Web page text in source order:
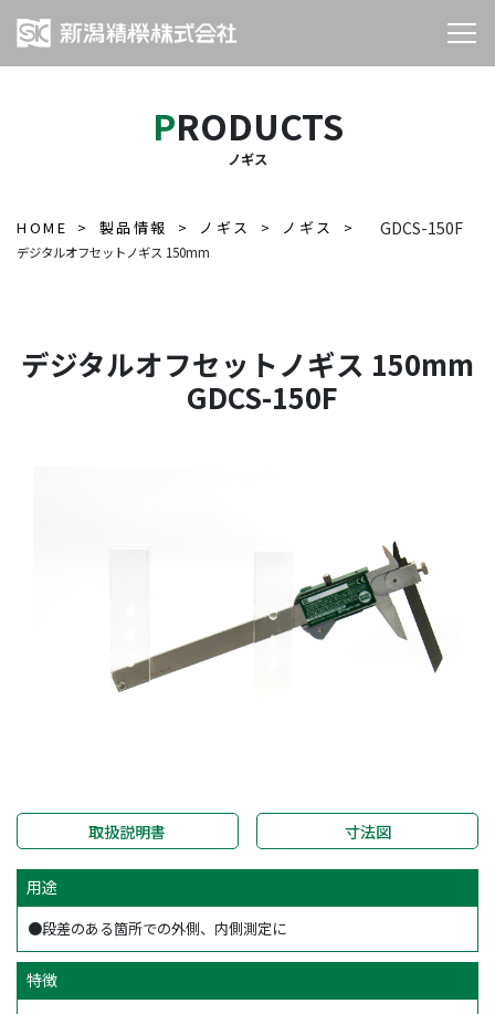
PRODUCTS
ノギス
HOME 製品情報 ノギス ノギス
デジタルオフセットノギス 150mm
GDCS-150F
デジタルオフセットノギス 150mm
GDCS-150F
取扱説明書 寸法図
用途
●段差のある箇所での外側、内側測定に
特徴